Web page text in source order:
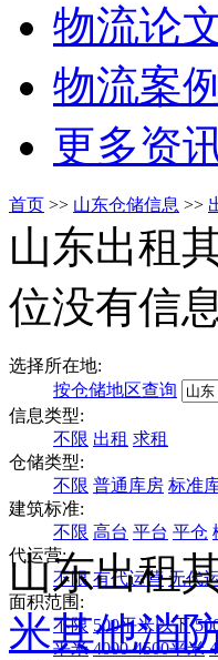
物流论
物流案例
更多资
首页 >> 山东仓储信息 >>
山东出租
位没有信
选择所在地:
按仓储地区查询
信息类型:
不限 出租 求租
仓储类型:
不限 普通库房 标准
建筑标准:
不限 高台 平台 平仓
代运营:
不限 有代运营 无代
面积范围:
不限 500平米以下
平米 4000-4500平米
山东出租
米其他消